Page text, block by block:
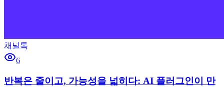
채널톡
6
반복은 줄이고, 가능성을 넓히다: AI 플러그인이 만